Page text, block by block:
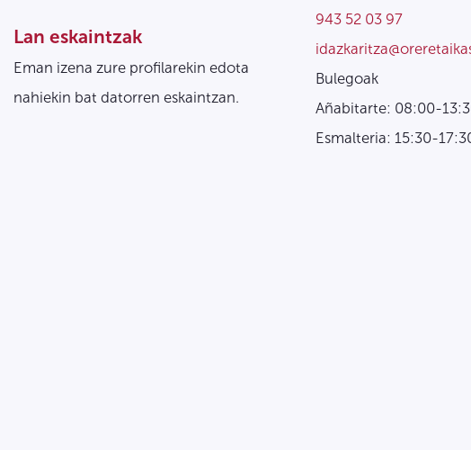
Lan eskaintzak
Eman izena zure profilarekin edota
nahiekin bat datorren eskaintzan.
943 52 03 97
Bulegoak
Añabitarte: 08:00-
Esmalteria: 15:30-